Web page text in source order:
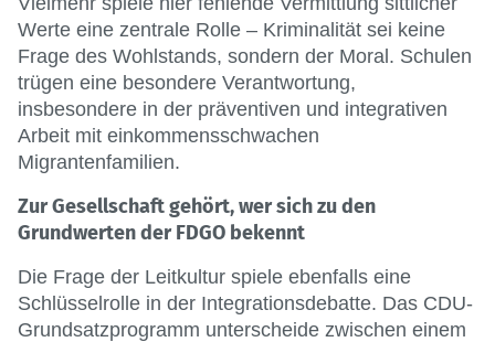
Werte eine zentrale Rolle – Kriminalität sei keine
Frage des Wohlstands, sondern der Moral. Schulen
trügen eine besondere Verantwortung,
insbesondere in der präventiven und integrativen
Arbeit mit einkommensschwachen
Migrantenfamilien.
Zur Gesellschaft gehört, wer sich zu den
Grundwerten der FDGO bekennt
Die Frage der Leitkultur spiele ebenfalls eine
Schlüsselrolle in der Integrationsdebatte. Das CDU-
Grundsatzprogramm unterscheide zwischen einem